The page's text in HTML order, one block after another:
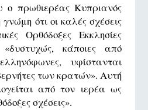
ο πρωθιερέας Κυπριανός
ότι οι καλές σχέσεις
Ορθόδοξες Εκκλησίες
«δυστυχώς, κάποιες από
υφίστανται
των κρατών». Αυτή
από τον ιερέα ως
σχέσεις».